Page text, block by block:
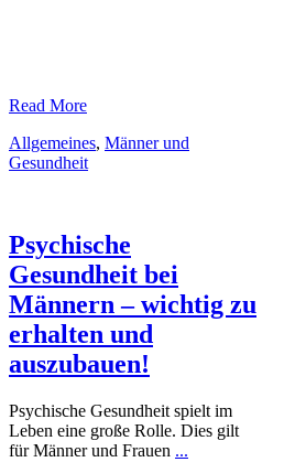
​Read More
Allgemeines, Männer und
Gesundheit
Psychische
Gesundheit bei
Männern – wichtig zu
erhalten und
auszubauen!
Psychische Gesundheit spielt im
Leben eine große Rolle. Dies gilt
für Männer und Frauen ...